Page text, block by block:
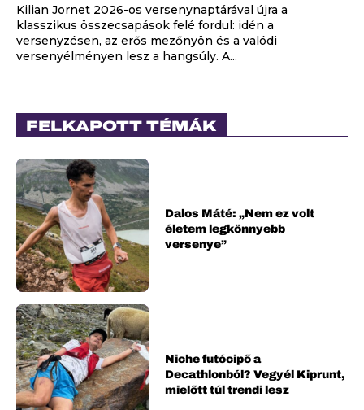
Kilian Jornet 2026-os versenynaptárával újra a
klasszikus összecsapások felé fordul: idén a
versenyzésen, az erős mezőnyön és a valódi
versenyélményen lesz a hangsúly. A...
FELKAPOTT TÉMÁK
Dalos Máté: „Nem ez volt
életem legkönnyebb
versenye”
Niche futócipő a
Decathlonból? Vegyél Kiprunt,
mielőtt túl trendi lesz